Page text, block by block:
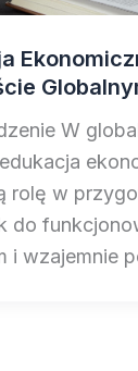
W
rolę w
do
i wzajemnie